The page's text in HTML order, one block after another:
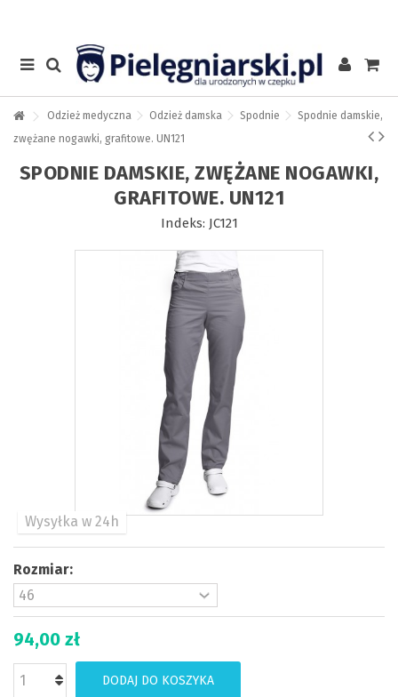
Odzież medyczna Odzież damska Spodnie
Spodnie damskie,
zwężane nogawki, grafitowe. UN121
SPODNIE DAMSKIE, ZWĘŻANE NOGAWKI,
GRAFITOWE. UN121
Indeks: JC121
Wysyłka w 24h
Rozmiar:
94,00 zł
DODAJ DO KOSZYKA